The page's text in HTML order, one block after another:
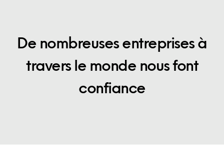
De nombreuses entreprises à
travers le monde nous font
confiance